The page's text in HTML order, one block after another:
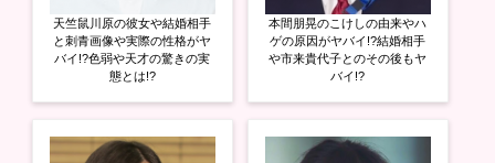
ウ
で
開
き
ま
い
(
新
し
い
ウ
ン
ウ
で
ウ
で
開
き
ま
天竺鼠川原の彼女や結婚相手
と刺青画像や実際の性格がヤ
バイ!?色弱や天才の驚きの実
態とは!?
本間朋晃のこけしの由来やハ
ゲの原因がヤバイ!?結婚相手
や市来貴代子とのその後もヤ
バイ!?